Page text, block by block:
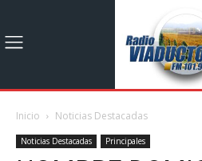
Inicio Noticias Destacadas
Noticias Destacadas Principales